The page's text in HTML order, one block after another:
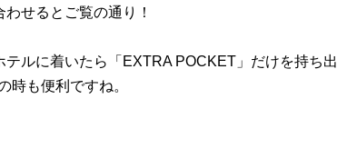
せるとご覧の通り！
ルに着いたら「EXTRA POCKET」だけを持ち出
時も便利ですね。